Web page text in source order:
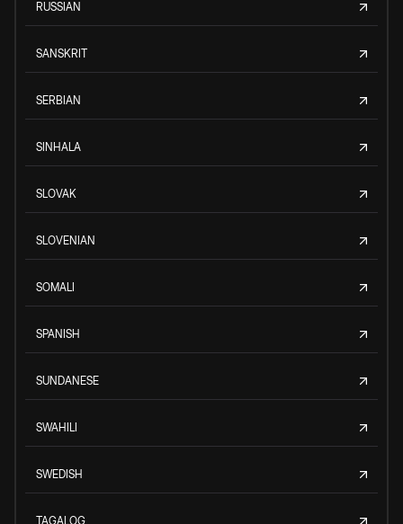
RUSSIAN
SANSKRIT
SERBIAN
SINHALA
SLOVAK
SLOVENIAN
SOMALI
SPANISH
SUNDANESE
SWAHILI
SWEDISH
TAGALOG